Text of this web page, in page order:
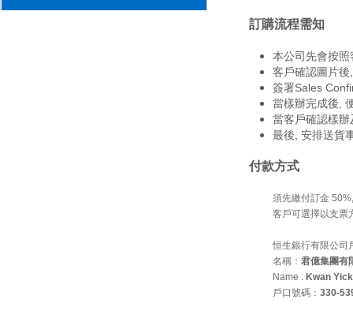
訂購流程需知
本公司先會按
客戶確認圖片
簽署Sales
當樣辦完成後,
當客戶確認樣
最後, 安排送貨
付款方式
須先繳付訂金
客戶可選擇以支票
恒生銀行有限公司
名稱： 君億集團有
Name : Kwan
戶口號碼： 330-